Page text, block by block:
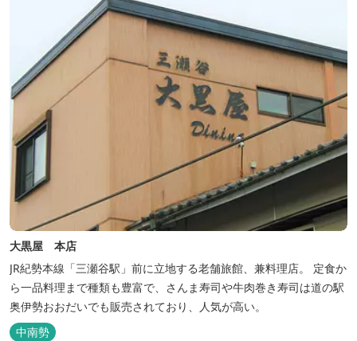
大黒屋 本店
JR紀勢本線「三瀬谷駅」前に立地する老舗旅館、兼料理店。 定食か
ら一品料理まで種類も豊富で、さんま寿司や牛肉巻き寿司は道の駅
奥伊勢おおだいでも販売されており、人気が高い。
中南勢